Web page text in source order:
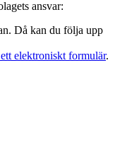
ansvar:
Då kan du följa upp
elektroniskt formulär.